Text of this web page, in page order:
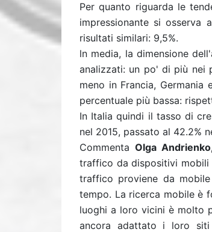
Per quanto riguarda le
impressionante si osserva
risultati similari: 9,5%.
ln media, la dimensione
analizzati: un po' di più nei
meno in Francia,
percentuale più bassa:
In Italia quindi il tasso di
nel 2015, passato al 42.2%
Commenta Olga
traffico da dispositivi mobili
traffico proviene da
tempo. La ricerca mobile è
luoghi a loro vicini è molto
ancora adattato i loro